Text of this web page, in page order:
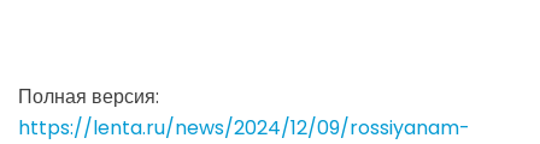
Полная версия:
https://lenta.ru/news/2024/12/09/rossiyanam-